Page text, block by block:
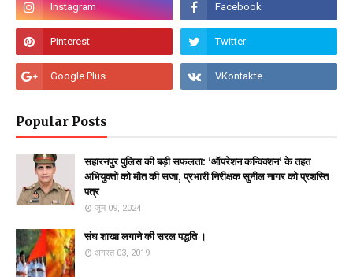
Popular Posts
सहारनपुर पुलिस की बड़ी सफलता: 'ऑपरेशन कन्विक्शन' के तहत
अभियुक्तों को मौत की सजा, प्रभारी निरीक्षक सुनील नागर को प्रशस्ति
पत्र
जून 09, 2024
संघ शाखा लगाने की सरल पद्धति ।
अगस्त 03, 2019